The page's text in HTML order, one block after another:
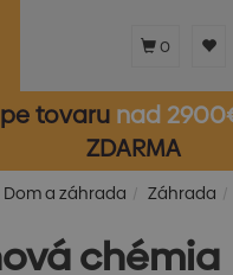
tovaru nad
ZDARMA
0
Dom a záhrada Záhrada
chémia